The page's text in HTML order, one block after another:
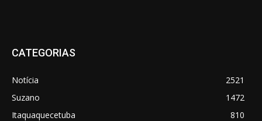
CATEGORIAS
Notícia
2521
Suzano
1472
Itaquaquecetuba
810